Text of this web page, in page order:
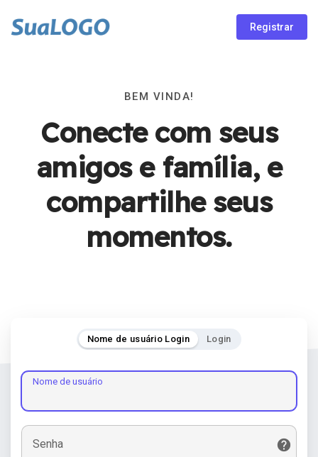
Registrar
BEM VINDA!
Conecte com seus
amigos e família, e
compartilhe seus
momentos.
Nome de usuário Login Login
Nome de usuário
Senha